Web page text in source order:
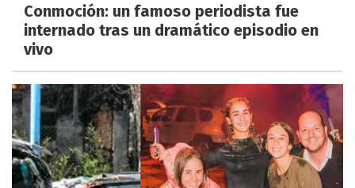
Conmoción: un famoso periodista fue
internado tras un dramático episodio en
vivo